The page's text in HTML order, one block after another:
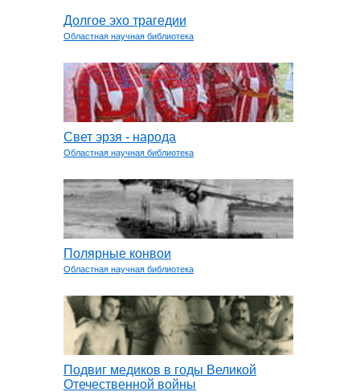
Долгое эхо трагедии
Областная научная библиотека
Свет эрзя - народа
Областная научная библиотека
Полярные конвои
Областная научная библиотека
Подвиг медиков в годы Великой
Отечественной войны